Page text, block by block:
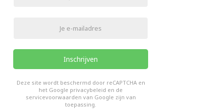
Inschrijven
reCHAPTCHA*
Deze site wordt beschermd door reCAPTCHA en
het Google privacybeleid en de
servicevoorwaarden van Google zijn van
toepassing.